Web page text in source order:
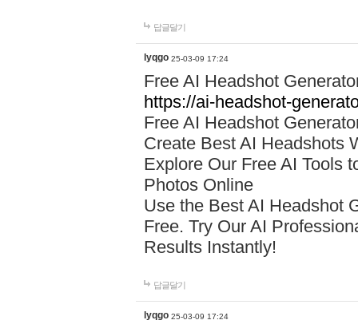
답글달기
lyqgo 25-03-09 17:24
Free AI Headshot
https://ai-headshot-
Free AI Headshot
Create Best AI Headshots
Explore Our Free AI Tools
Photos Online
Use the Best AI Headshot
Free. Try Our AI
Results Instantly!
답글달기
lyqgo 25-03-09 17:24